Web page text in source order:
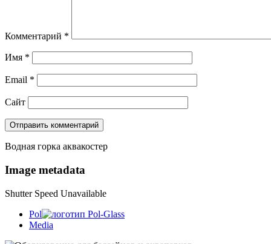
Комментарий *
Имя *
Email *
Сайт
Водная горка аквакостер
Image metadata
Shutter Speed Unavailable
Pol
Media